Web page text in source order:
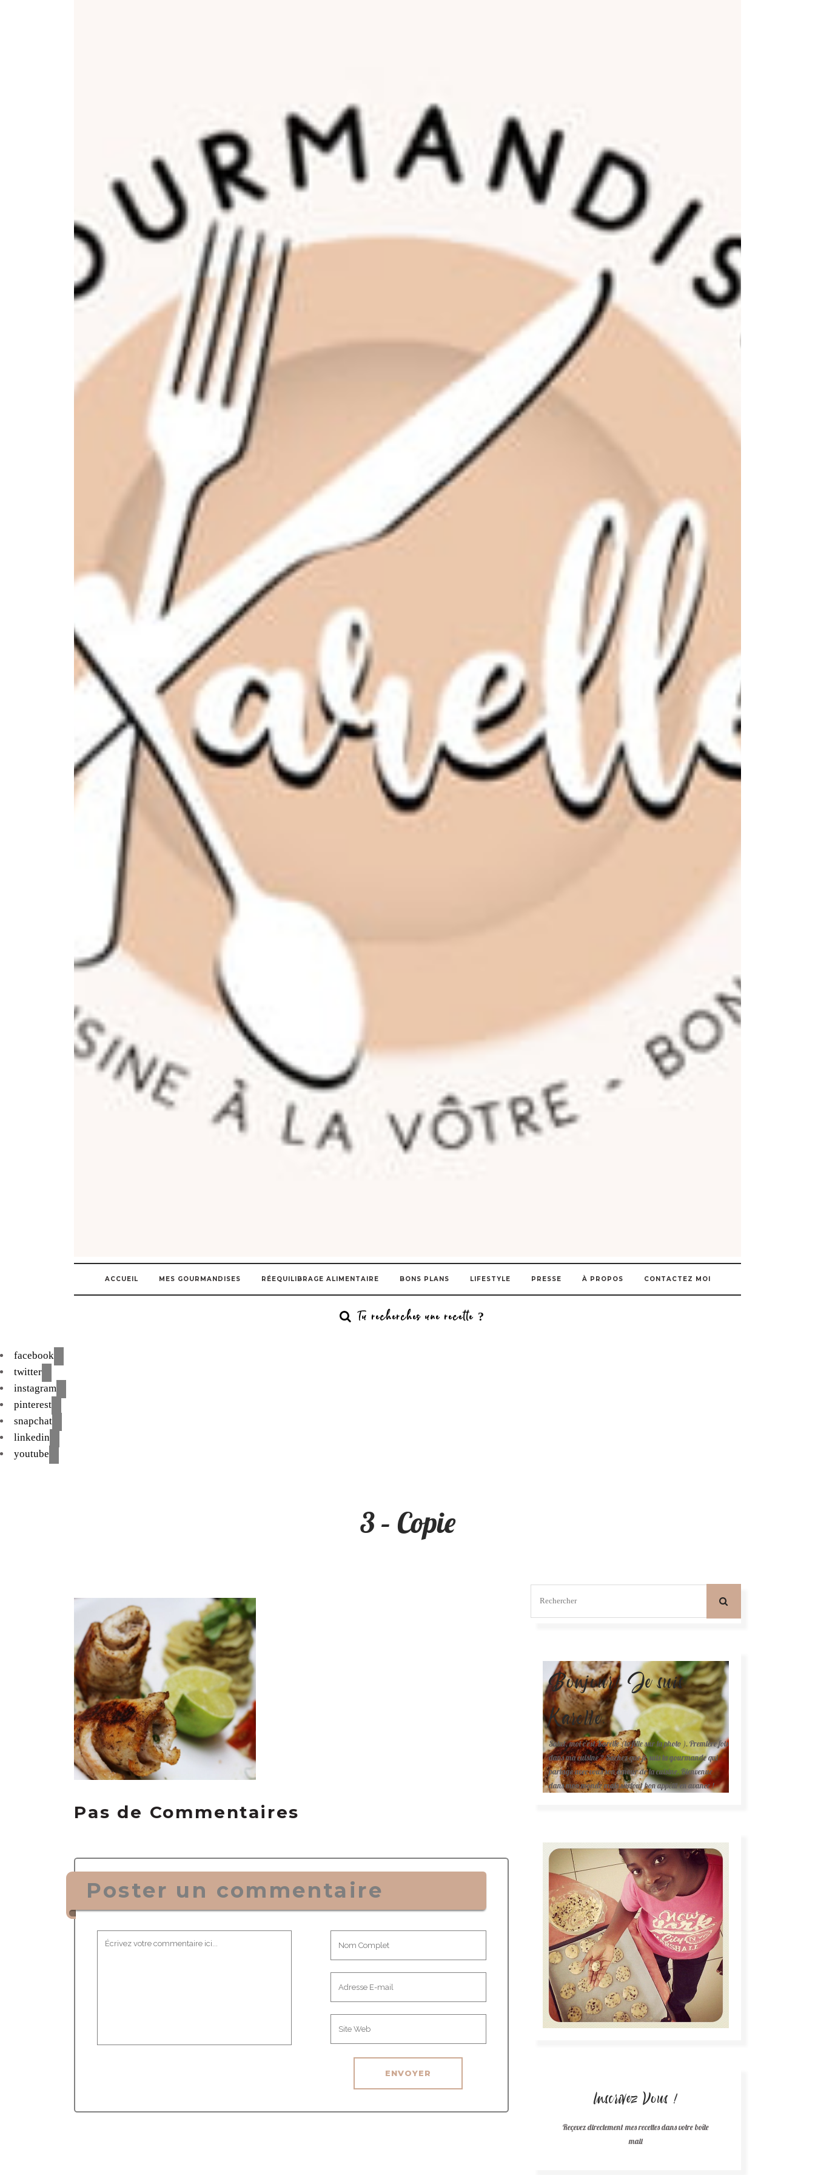
ACCUEIL MES GOURMANDISES RÉEQUILIBRAGE ALIMENTAIRE BONS PLANS LIFESTYLE PRESSE À PROPOS CONTACTEZ MOI
facebook
twitter
instagram
pinterest
snapchat
linkedin
youtube
3 – Copie
Pas de Commentaires
Poster un commentaire
Bonjour! Je suis
Karelle.
Salut, moi c'est Karelle (la fille sur la photo ). Première fois
dans ma cuisine ? Sachez que je suis la gourmande qui
partage avec vous son amour de la cuisine. Bienvenue
dans mon monde mais surtout bon appétit en avance !
Inscrivez Vous !
Reçevez directement mes recettes dans votre boîte
mail